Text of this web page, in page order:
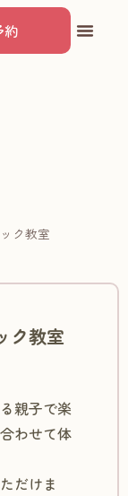
約
ク教室
ク教室
親子で楽
わせて体
だけま